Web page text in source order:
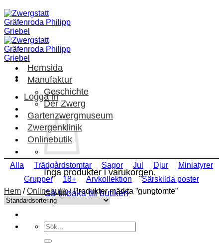
Skip
to
content
Logga in
Inga produkter i varukorgen.
Gå tillbaka till butiken
Sök
efter:
Hemsida
Manufaktur
Geschichte
Der Zwerg
Gartenzwergmuseum
Zwergenklinik
Onlinebutik
Alla Trädgårdstomtar Sagor Jul Djur
Miniatyrer
Grupper
18+ Arvkollektion
Särskilda poster
Hem / Onlinebutik /Produkter märkta ”gungtomte”